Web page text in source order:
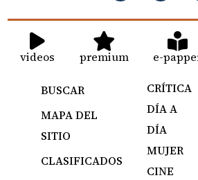
videos premium e-
BUSCAR
MAPA DEL
SITIO
CLASIFICADOS
CRÍTICA
DÍA A
DÍA
MUJER
CINE